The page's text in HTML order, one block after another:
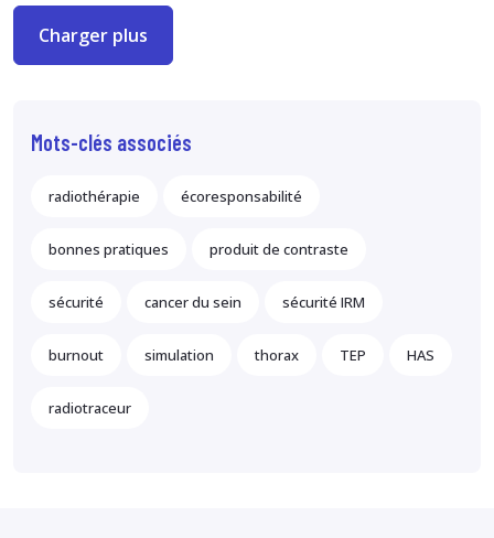
Charger plus
Mots-clés associés
radiothérapie écoresponsabilité
bonnes pratiques produit de contraste
sécurité cancer du sein sécurité IRM
burnout simulation thorax TEP HAS
radiotraceur